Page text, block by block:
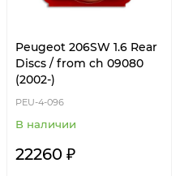
Peugeot 206SW 1.6 Rear
Discs / from ch 09080
(2002-)
PEU-4-096
В наличии
22260 ₽